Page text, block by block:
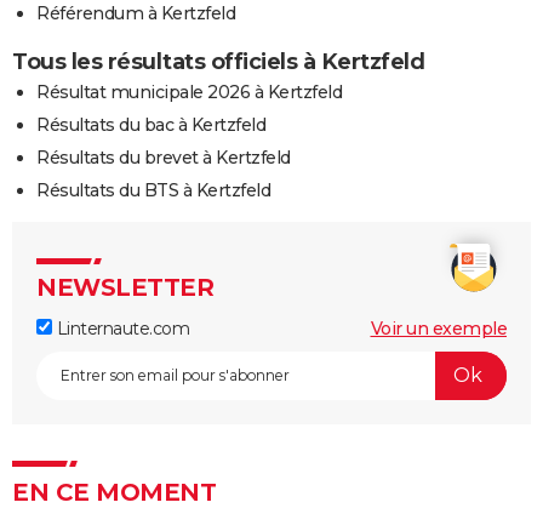
Référendum à Kertzfeld
Tous les résultats officiels à Kertzfeld
Résultat municipale 2026 à Kertzfeld
Résultats du bac à Kertzfeld
Résultats du brevet à Kertzfeld
Résultats du BTS à Kertzfeld
NEWSLETTER
Linternaute.com Voir un exemple
EN CE MOMENT